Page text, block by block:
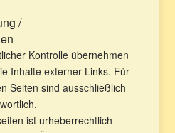
/
Kontrolle übernehmen
Inhalte externer Links. Für
Seiten sind ausschließlich
ist urheberrechtlich